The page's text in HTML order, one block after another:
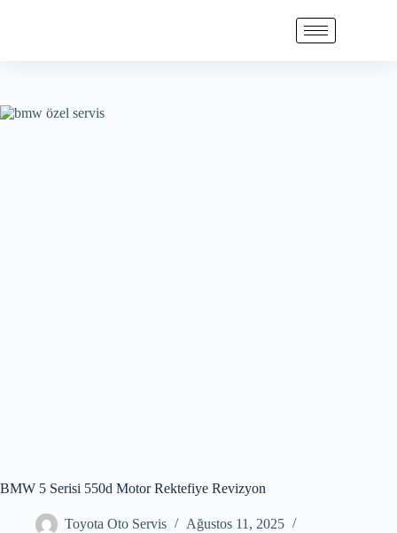
BMW 5 Serisi 550d Motor Rektefiye Revizyon
Toyota Oto Servis
Ağustos 11, 2025